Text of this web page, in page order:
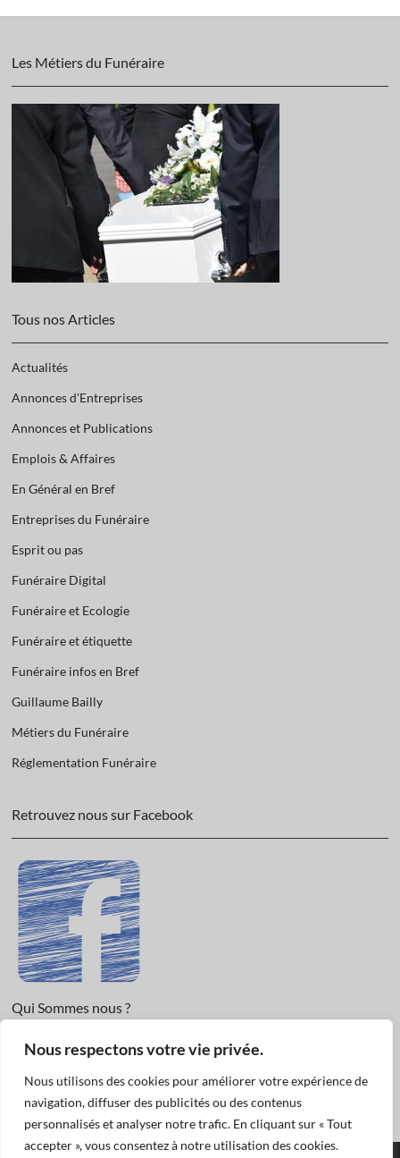
Nous respectons votre vie privée.
Nous utilisons des cookies pour améliorer votre expérience de
navigation, diffuser des publicités ou des contenus
personnalisés et analyser notre trafic. En cliquant sur « Tout
accepter », vous consentez à notre utilisation des cookies.
Les Métiers du Funéraire
Tous nos Articles
Actualités
Annonces d'Entreprises
Annonces et Publications
Emplois & Affaires
En Général en Bref
Entreprises du Funéraire
Esprit ou pas
Funéraire Digital
Funéraire et Ecologie
Funéraire et étiquette
Funéraire infos en Bref
Guillaume Bailly
Métiers du Funéraire
Réglementation Funéraire
Retrouvez nous sur Facebook
Qui Sommes nous ?
Informations légales et Protection des données.
Nous Contacter